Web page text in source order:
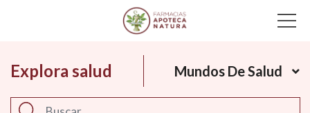
Main Navigation
Explora salud Mundos De Salud
Buscar